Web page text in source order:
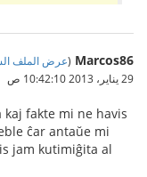
Marcos86
(عرض الملف
29 يناير، 2013 10:42:10 ص
kaj fakte mi ne havis
ĉar antaŭe mi
jam kutimiĝita al